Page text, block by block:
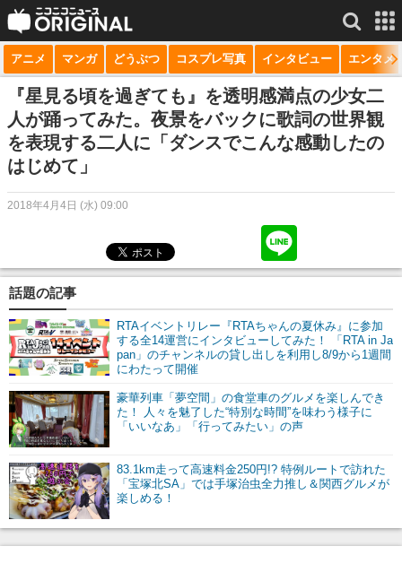
サービス一覧 もっと見る
niconico
動画
生放送
ニュース
マンガ
ニコニコQ
アニメ マンガ どうぶつ コスプレ写真 インタビュー エンタメ
『星見る頃を過ぎても』を透明感満点の少女二
人が踊ってみた。夜景をバックに歌詞の世界観
を表現する二人に「ダンスでこんな感動したの
はじめて」
2018年4月4日 (水) 09:00
話題の記事
RTAイベントリレー『RTAちゃんの夏休み』に参加
する全14運営にインタビューしてみた！ 「RTA in Ja
pan」のチャンネルの貸し出しを利用し8/9から1週間
にわたって開催
豪華列車「夢空間」の食堂車のグルメを楽しんでき
た！ 人々を魅了した“特別な時間”を味わう様子に
「いいなあ」「行ってみたい」の声
83.1km走って高速料金250円!? 特例ルートで訪れた
「宝塚北SA」では手塚治虫全力推し＆関西グルメが
楽しめる！